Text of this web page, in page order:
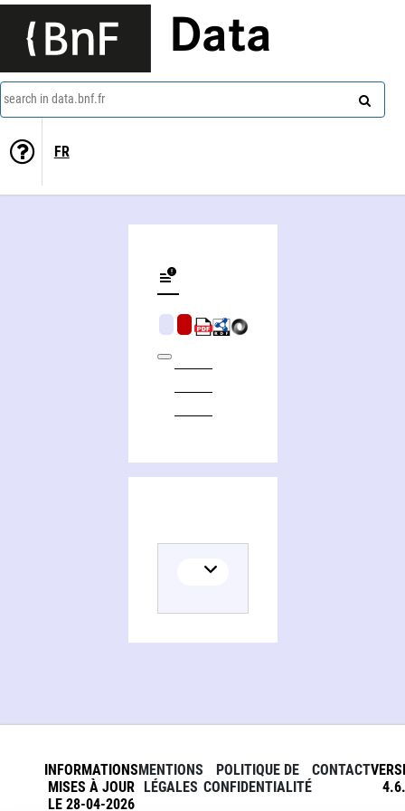
Data
search in data.bnf.fr
FR
INFORMATIONS
MISES À JOUR
LE 28-04-2026
MENTIONS
LÉGALES
POLITIQUE DE
CONFIDENTIALITÉ
CONTACT